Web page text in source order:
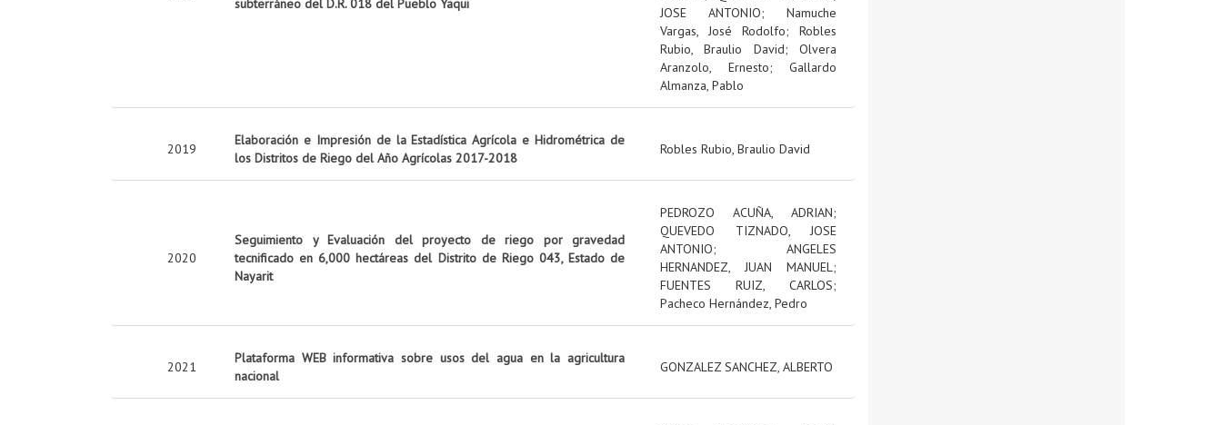
subterráneo del D.R. 018 del Pueblo Yaqui
JOSE ANTONIO; Namuche
Vargas, José Rodolfo; Robles
Rubio, Braulio David;Olvera
Aranzolo, Ernesto; Gallardo
Almanza, Pablo
2019
Elaboración e Impresión de la Estadística Agrícola e Hidrométrica de
los Distritos de Riego del Año Agrícolas 2017-2018
Robles Rubio, Braulio David
2020
Seguimiento y Evaluación del proyecto de riego por gravedad
tecnificado en 6,000 hectáreas del Distrito de Riego 043, Estado de
Nayarit
PEDROZO ACUÑA, ADRIAN;
QUEVEDO TIZNADO, JOSE
ANTONIO; ANGELES
HERNANDEZ, JUAN MANUEL;
FUENTES RUIZ, CARLOS;
Pacheco Hernández, Pedro
2021
Plataforma WEB informativa sobre usos del agua en la agricultura
nacional
GONZALEZ SANCHEZ, ALBERTO